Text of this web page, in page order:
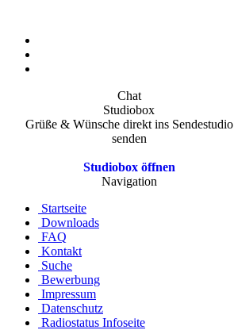
Chat
Studiobox
Grüße & Wünsche direkt ins Sendestudio
senden
Studiobox öffnen
Navigation
Startseite
Downloads
FAQ
Kontakt
Suche
Bewerbung
Impressum
Datenschutz
Radiostatus Infoseite